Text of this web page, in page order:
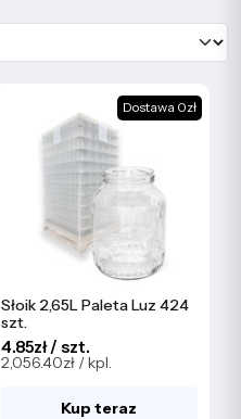
Dostawa 0zł
Słoik 2,65L Paleta Luz 424
szt.
4.85zł / szt.
2,056.40zł / kpl.
Kup teraz